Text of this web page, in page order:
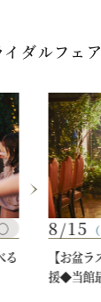
ダルフェア
る
8/15
【お盆
援◆当館